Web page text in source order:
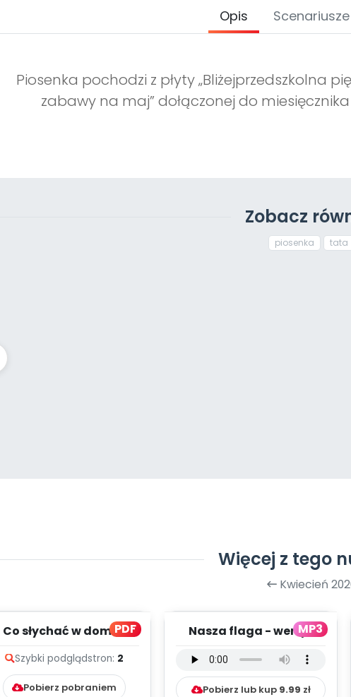
Opis
Piosenka pochodzi z płyty „Bliżejprzedszkolna
zabawy na maj” dołączonej do miesięcznika
Zobacz
piosenka tata
Więcej z tego
Kwiecień
PDF
Co słychać w domu?
Szybki podglądstron: 2
Pobierz pobraniem
MP3
Nasza flaga - wersja
mp3)
Pobierz lub kup 9.99 zł